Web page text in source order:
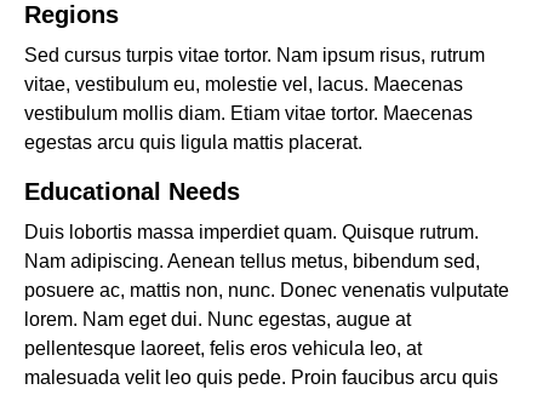
Regions
Sed cursus turpis vitae tortor. Nam ipsum risus, rutrum
vitae, vestibulum eu, molestie vel, lacus. Maecenas
vestibulum mollis diam. Etiam vitae tortor. Maecenas
egestas arcu quis ligula mattis placerat.
Educational Needs
Duis lobortis massa imperdiet quam. Quisque rutrum.
Nam adipiscing. Aenean tellus metus, bibendum sed,
posuere ac, mattis non, nunc. Donec venenatis vulputate
lorem. Nam eget dui. Nunc egestas, augue at
pellentesque laoreet, felis eros vehicula leo, at
malesuada velit leo quis pede. Proin faucibus arcu quis